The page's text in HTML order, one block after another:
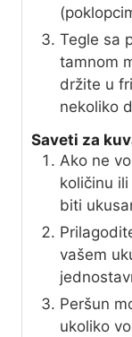
Tegle sa
tamnom
držite u
nekoliko
Saveti za
Ako ne
količinu
biti
vašem
Peršun
ukoliko